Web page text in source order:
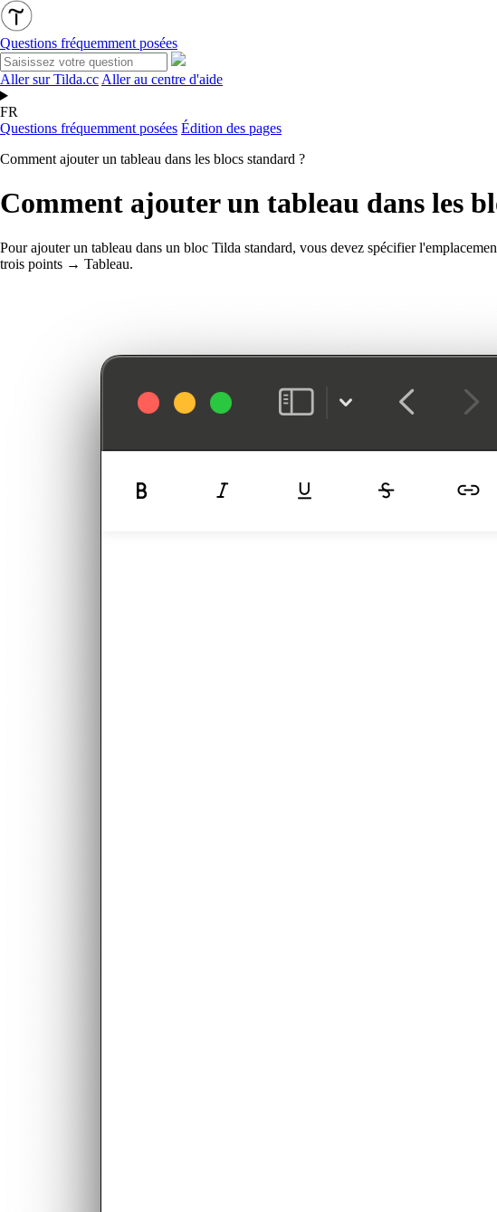
Questions fréquemment posées
Aller sur Tilda.cc Aller au centre d'aide
FR
Questions fréquemment posées Édition des pages
Comment ajouter un tableau dans les blocs standard ?
Comment ajouter un tableau dans les
Pour ajouter un tableau dans un bloc Tilda standard, vous devez spécifier
trois points → Tableau.